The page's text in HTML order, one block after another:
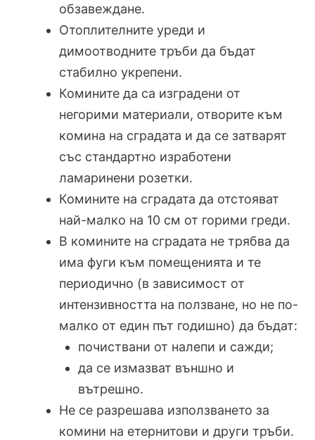
обзавеждане.
Отоплителните уреди и
димоотводните тръби да бъдат
стабилно укрепени.
Комините да са изградени от
негорими материали, отворите към
комина на сградата и да се затварят
със стандартно изработени
ламаринени розетки.
Комините на сградата да отстояват
най-малко на 10 см от горими греди.
В комините на сградата не трябва да
има фуги към помещенията и те
периодично (в зависимост от
интензивността на ползване, но не по-
малко от един път годишно) да бъдат:
почиствани от налепи и сажди;
да се измазват външно и
вътрешно.
Не се разрешава използването за
комини на етернитови и други тръби.